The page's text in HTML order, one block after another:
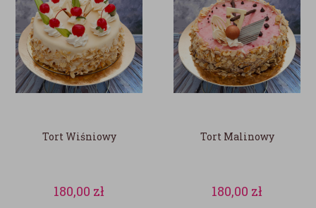
Tort Wiśniowy
180,00 zł
Tort Malinowy
180,00 zł